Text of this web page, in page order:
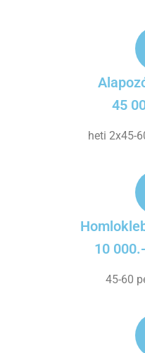
45
heti 2x45-
10
45-60